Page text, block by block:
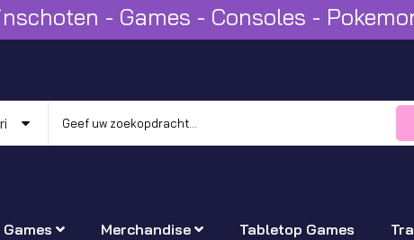
- Games - Consoles -
Games Merchandise Tabletop Games